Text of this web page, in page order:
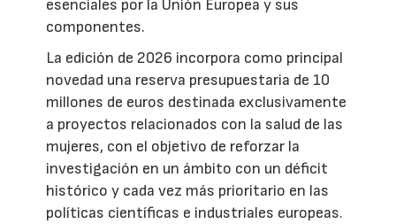
esenciales por la Unión Europea y sus
componentes.
La edición de 2026 incorpora como principal
novedad una reserva presupuestaria de 10
millones de euros destinada exclusivamente
a proyectos relacionados con la salud de las
mujeres, con el objetivo de reforzar la
investigación en un ámbito con un déficit
histórico y cada vez más prioritario en las
políticas científicas e industriales europeas.